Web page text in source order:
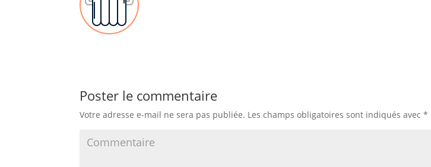
Poster le commentaire
Votre adresse e-mail ne sera pas publiée. Les champs obligatoires sont indiqués avec*